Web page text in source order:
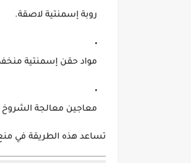
روبة إسمنتية لاصقة.
مواد حقن إسمنتية
معاجين معالجة الشروخ
تساعد هذه الطريقة في